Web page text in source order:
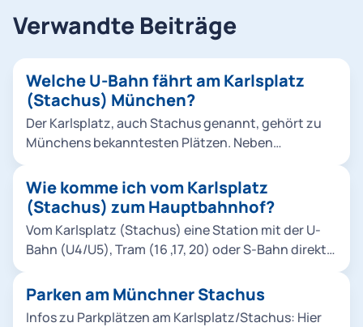
Verwandte Beiträge
Welche U-Bahn fährt am Karlsplatz
(Stachus) München?
Der Karlsplatz, auch Stachus genannt, gehört zu
Münchens bekanntesten Plätzen. Neben
Tramlinien halten dort auch die U-Bahnlinien U4
und U5.
Wie komme ich vom Karlsplatz
(Stachus) zum Hauptbahnhof?
Vom Karlsplatz (Stachus) eine Station mit der U-
Bahn (U4/U5), Tram (16 ,17, 20) oder S-Bahn direkt
Parken am Münchner Stachus
Infos zu Parkplätzen am Karlsplatz/Stachus: Hier